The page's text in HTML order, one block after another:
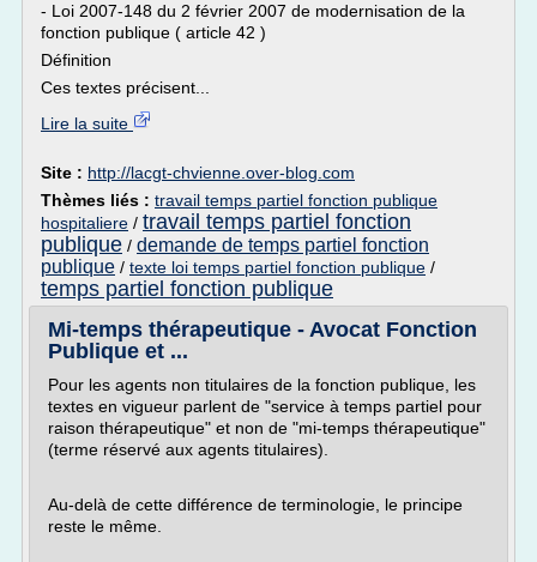
- Loi 2007-148 du 2 février 2007 de modernisation de la
fonction publique ( article 42 )
Définition
Ces textes précisent...
Lire la suite
Site : http://lacgt-chvienne.over-blog.com
Thèmes liés : travail temps partiel fonction publique
hospitaliere / travail temps partiel fonction
publique / demande de temps partiel fonction
publique / texte loi temps partiel fonction publique /
temps partiel fonction publique
Mi-temps thérapeutique - Avocat Fonction
Publique et ...
Pour les agents non titulaires de la fonction publique, les
textes en vigueur parlent de "service à temps partiel pour
raison thérapeutique" et non de "mi-temps thérapeutique"
(terme réservé aux agents titulaires).
Au-delà de cette différence de terminologie, le principe
reste le même.